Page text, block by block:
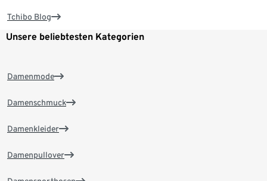
Tchibo Blog
Unsere beliebtesten Kategorien
Damenmode
Damenschmuck
Damenkleider
Damenpullover